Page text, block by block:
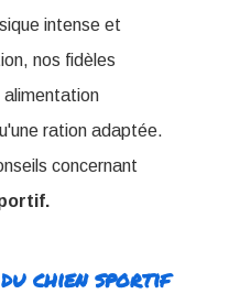
intense et
nos fidèles
alimentation
ration adaptée.
concernant
chien sportif